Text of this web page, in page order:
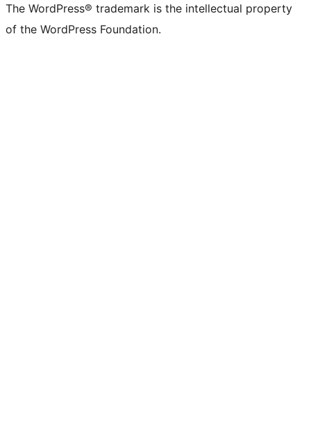
The WordPress® trademark is the intellectual property
of the WordPress Foundation.